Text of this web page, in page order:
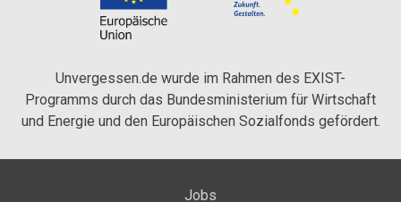
Unvergessen.de wurde im Rahmen des EXIST-
Programms durch das Bundesministerium für Wirtschaft
und Energie und den Europäischen Sozialfonds gefördert.
Jobs